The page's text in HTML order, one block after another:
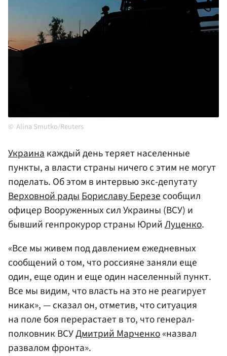
Alina Smutko/Reuters
Украинакаждый день теряет населенные
пункты, а власти страны ничего с этим не могут
поделать. Об этом в интервью экс-депутату
Верховной радыБориславу Березесообщил
офицер Вооруженных сил Украины (ВСУ) и
бывший генпрокурор страны ЮрийЛуценко.
«Все мы живем под давлением ежедневных
сообщений о том, что россияне заняли еще
один, еще один и еще один населенный пункт.
Все мы видим, что власть на это не реагирует
никак», — сказал он, отметив, что ситуация
на поле боя перерастает в то, что генерал-
полковник ВСУДмитрий Марченко«назвал
развалом фронта».